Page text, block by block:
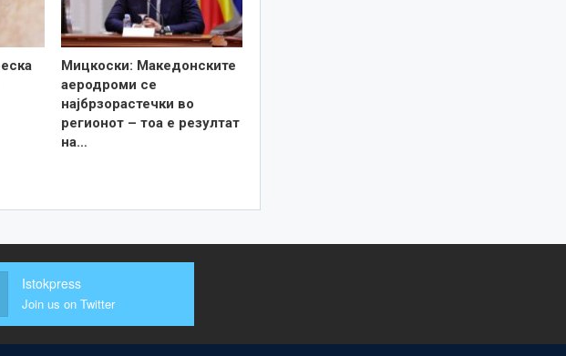
Мицкоски: Македонските
аеродроми се
најбрзорастечки во
регионот – тоа е резултат
на…
Istokpress
Join us on Twitter